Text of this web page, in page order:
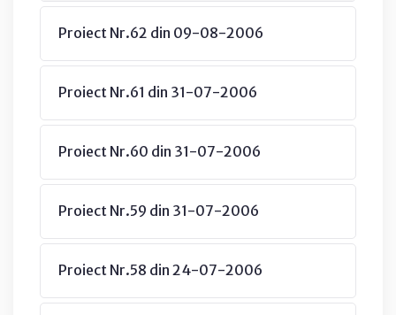
Proiect Nr.62 din 09-08-2006
Proiect Nr.61 din 31-07-2006
Proiect Nr.60 din 31-07-2006
Proiect Nr.59 din 31-07-2006
Proiect Nr.58 din 24-07-2006